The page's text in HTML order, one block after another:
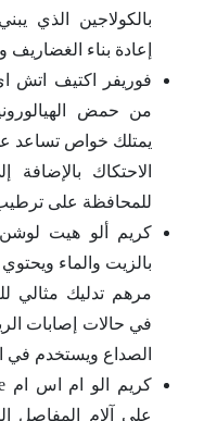
بالكولاجين الذي
إعادة بناء الغضاريف
من حمض
يمتلك خواص تساعد
الاحتكاك
للمحافظة على
بالزيت والماء
مرهم تدليك مثالي
في حالات إصابات
الصداع ويستخدم في
علي آلام المفاصل